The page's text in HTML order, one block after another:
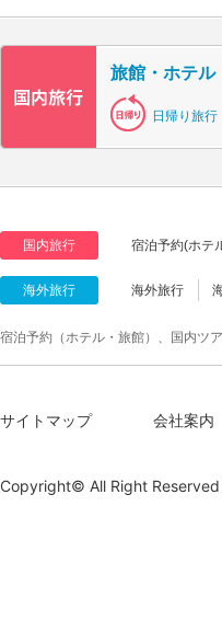
旅館・ホテル
日帰り旅行
国内旅行 宿泊予約(ホテ
海外旅行 海外旅行
宿泊予約（ホテル・旅館）、国内ツ
サイトマップ 会社案内
Copyright© All Right